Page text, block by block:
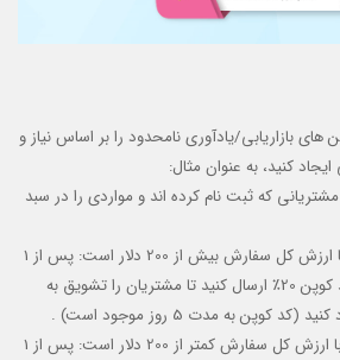
های بازاریابی/یادآوری نامحدود را بر اساس نیاز و
کنید، به عنوان مثال:
که ثبت نام کرده اند و مواردی را در سبد
+ قانون 1: برای سبد خرید با ارزش کل سفارش بیش از 200 دلار است: پس از 1
روز یک ایمیل یادآوری با کد کوپن 20٪ ارسال کنید تا مشتریان را تشویق به
به مدت 5 روز موجود است) .
+ قانون 2: برای سبد خرید با ارزش کل سفارش کمتر از 200 دلار است: پس از 1